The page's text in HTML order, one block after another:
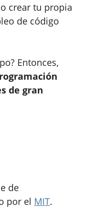
crear tu propia
de código
Entonces,
de gran
de
por el MIT.